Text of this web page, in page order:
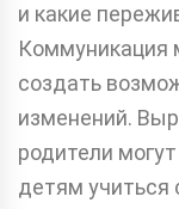
и какие
Коммуникация
создать
изменений.
родители
детям учиться